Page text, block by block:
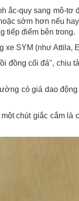
ắc-quy sang mô-tơ
sớm hơn nếu
tiếp điểm bên trong.
xe SYM (như Attila,
đồng cối đá", chịu
có giá dao
chút giắc cắm là